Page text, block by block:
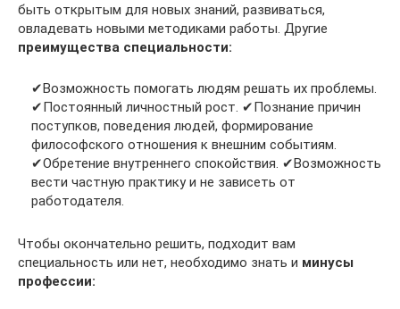
быть открытым для новых знаний, развиваться,
овладевать новыми методиками работы. Другие
преимущества специальности:
✔Возможность помогать людям решать их проблемы.
✔Постоянный личностный рост. ✔Познание причин
поступков, поведения людей, формирование
философского отношения к внешним событиям.
✔Обретение внутреннего спокойствия. ✔Возможность
вести частную практику и не зависеть от
работодателя.
Чтобы окончательно решить, подходит вам
специальность или нет, необходимо знать и минусы
профессии: